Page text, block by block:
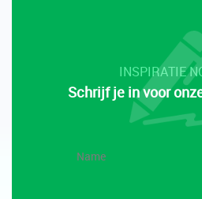
INSPIRATIE
Schrijf je in voor